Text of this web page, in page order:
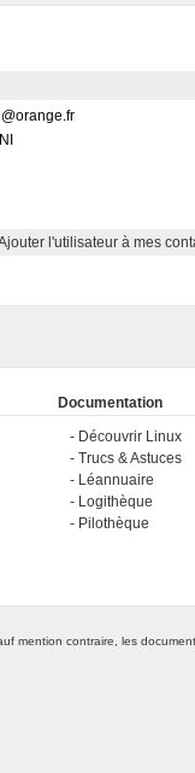
l'utilisateur à mes
Documentation
Découvrir Linux
Trucs & Astuces
Léannuaire
Logithèque
Pilothèque
mention contraire, les